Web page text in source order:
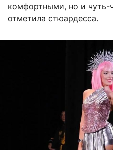
комфортными, но и
отметила стюардесса.